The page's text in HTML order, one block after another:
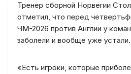
Тренер сборной Норвегии
отметил, что перед
ЧМ-2026 против Англии у
заболели и вообще уже устали.
«Есть игроки, которые